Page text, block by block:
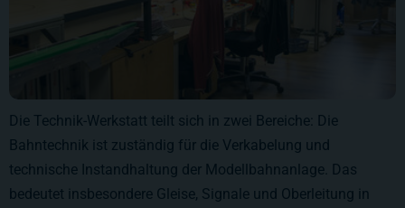
Die Technik-Werkstatt teilt sich in zwei Bereiche: Die
Bahntechnik ist zuständig für die Verkabelung und
technische Instandhaltung der Modellbahnanlage. Das
bedeutet insbesondere Gleise, Signale und Oberleitung in